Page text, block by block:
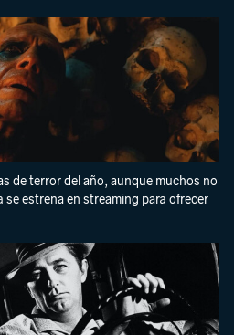
de terror del año, aunque muchos no
se estrena en streaming para ofrecer